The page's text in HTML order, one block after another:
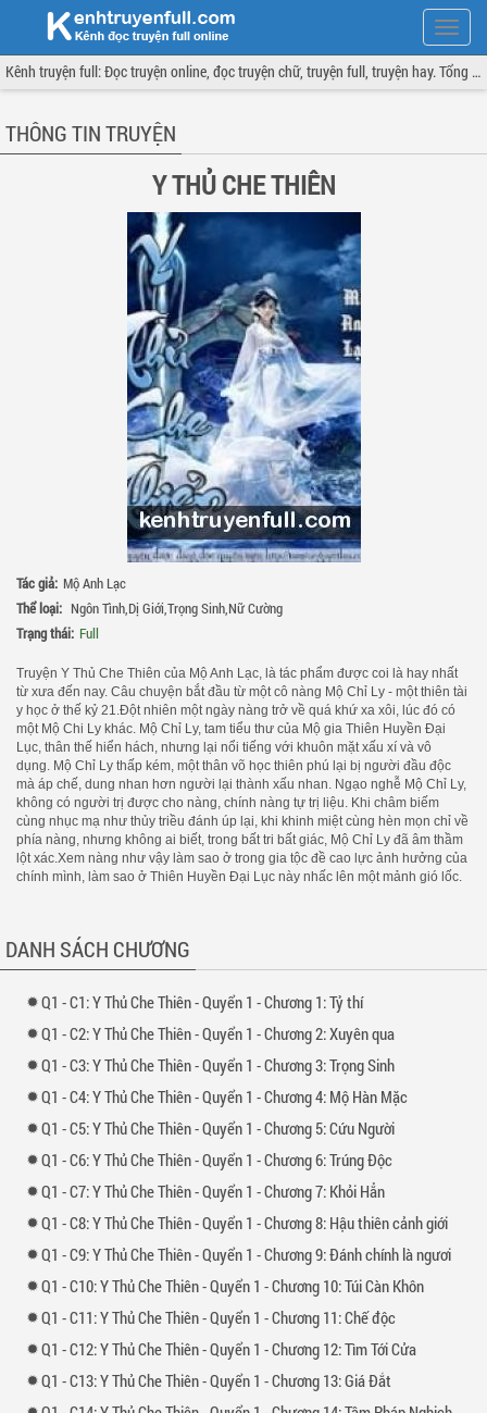
Hiện
menu
Kênh truyện full: Đọc truyện online, đọc truyện chữ, truyện full, truyện hay. Tổng hợp đầy đủ và cập nhật liên tục.
THÔNG TIN TRUYỆN
Y THỦ CHE THIÊN
Tác giả: Mộ Anh Lạc
Thể loại: Ngôn Tình,Dị Giới,Trọng Sinh,Nữ Cường
Trạng thái: Full
Truyện Y Thủ Che Thiên của Mộ Anh Lạc, là tác phẩm được coi là hay nhất
từ xưa đến nay. Câu chuyện bắt đầu từ một cô nàng Mộ Chỉ Ly - một thiên tài
y học ở thế kỷ 21.Đột nhiên một ngày nàng trở về quá khứ xa xôi, lúc đó có
một Mộ Chi Ly khác. Mộ Chỉ Ly, tam tiểu thư của Mộ gia Thiên Huyền Đại
Lục, thân thế hiển hách, nhưng lại nổi tiếng với khuôn mặt xấu xí và vô
dụng. Mộ Chỉ Ly thấp kém, một thân võ học thiên phú lại bị người đầu độc
mà áp chế, dung nhan hơn người lại thành xấu nhan. Ngạo nghễ Mộ Chỉ Ly,
không có người trị được cho nàng, chính nàng tự trị liệu. Khi châm biếm
cùng nhục mạ như thủy triều đánh úp lại, khi khinh miệt cùng hèn mọn chỉ về
phía nàng, nhưng không ai biết, trong bất tri bất giác, Mộ Chỉ Ly đã âm thầm
lột xác.Xem nàng như vậy làm sao ở trong gia tộc đề cao lực ảnh hưởng của
chính mình, làm sao ở Thiên Huyền Đại Lục này nhấc lên một mảnh gió lốc.
DANH SÁCH CHƯƠNG
1 - 1: Y Thủ Che Thiên - Quyển 1 - Chương 1: Tỷ thí
1 - 2: Y Thủ Che Thiên - Quyển 1 - Chương 2: Xuyên qua
1 - 3: Y Thủ Che Thiên - Quyển 1 - Chương 3: Trọng Sinh
1 - 4: Y Thủ Che Thiên - Quyển 1 - Chương 4: Mộ Hàn Mặc
1 - 5: Y Thủ Che Thiên - Quyển 1 - Chương 5: Cứu Người
1 - 6: Y Thủ Che Thiên - Quyển 1 - Chương 6: Trúng Độc
1 - 7: Y Thủ Che Thiên - Quyển 1 - Chương 7: Khỏi Hẳn
1 - 8: Y Thủ Che Thiên - Quyển 1 - Chương 8: Hậu thiên cảnh giới
1 - 9: Y Thủ Che Thiên - Quyển 1 - Chương 9: Đánh chính là ngươi
1 - 10: Y Thủ Che Thiên - Quyển 1 - Chương 10: Túi Càn Khôn
1 - 11: Y Thủ Che Thiên - Quyển 1 - Chương 11: Chế độc
1 - 12: Y Thủ Che Thiên - Quyển 1 - Chương 12: Tìm Tới Cửa
1 - 13: Y Thủ Che Thiên - Quyển 1 - Chương 13: Giá Đắt